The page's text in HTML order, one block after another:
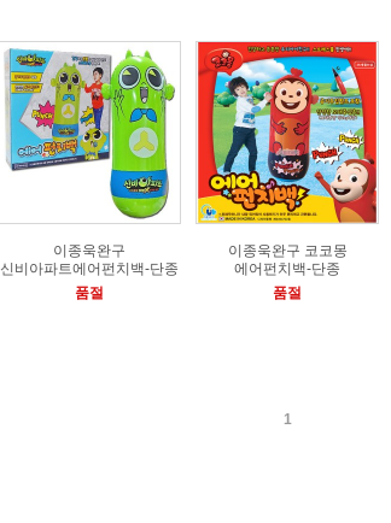
이종욱완구
신비아파트에어펀치백-단종
품절
이종욱완구 코코몽
에어펀치백-단종
품절
1